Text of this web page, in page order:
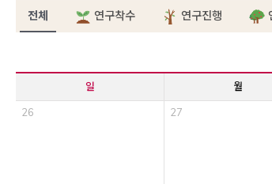
전체 연구착수 연구진행
일 월
26 27